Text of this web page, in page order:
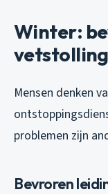
Winter:
vetstolling
Mensen denken
problemen zijn
Bevroren